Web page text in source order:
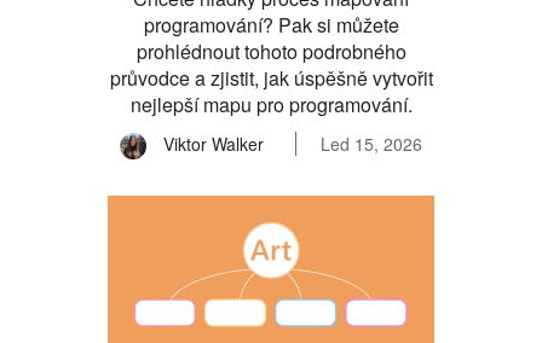
programování? Pak si můžete
prohlédnout tohoto podrobného
průvodce a zjistit, jak úspěšně vytvořit
nejlepší mapu pro programování.
Viktor Walker Led 15, 2026